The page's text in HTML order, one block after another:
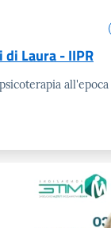
Laura - IIPR